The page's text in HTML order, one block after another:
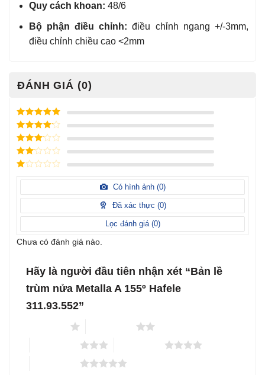
Quy cách khoan: 48/6
Bộ phận điều chỉnh: điều chỉnh ngang +/-3mm,
điều chỉnh chiều cao <2mm
ĐÁNH GIÁ (0)
Được xếp
hạng
5
5
sao
Được xếp
hạng
4
5
sao
Được
xếp
hạng3
5 sao
Được
hạng
sao
Được
hạng
sao
Có hình ảnh (0)
Đã xác thực (0)
Lọc đánh giá (0)
Chưa có đánh giá nào.
Hãy là người đầu tiên nhận xét “Bản lề
trùm nửa Metalla A 155º Hafele
311.93.552”